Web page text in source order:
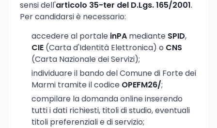
sensi dell'articolo 35-ter del D.Lgs. 165/2001.
Per candidarsi è necessario:
accedere al portale inPA mediante SPID,
CIE (Carta d'Identità Elettronica) o CNS
(Carta Nazionale dei Servizi);
individuare il bando del Comune di Forte dei
Marmi tramite il codice OPEFM26/;
compilare la domanda online inserendo
tutti i dati richiesti, titoli di studio, eventuali
titoli preferenziali e di servizio;